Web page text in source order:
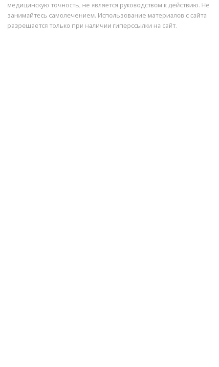
медицинскую точность, не является руководством к действию. Не
занимайтесь самолечением. Использование материалов с сайта
разрешается только при наличии гиперссылки на сайт.